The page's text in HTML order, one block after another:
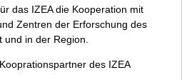
das IZEA die Kooperation mit
Zentren der Erforschung des
in der Region.
des IZEA